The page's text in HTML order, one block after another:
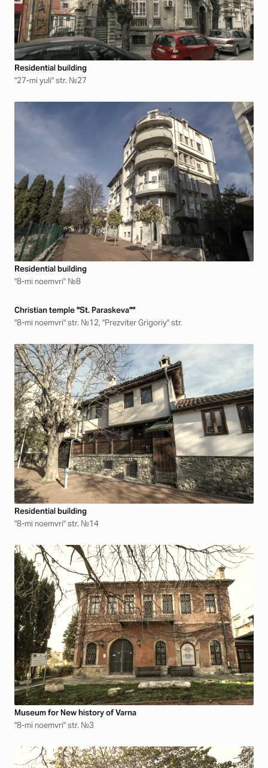
Residential building
"27-mi yuli" str. №27
Residential building
"8-mi noemvri" №8
Christian temple "St. Paraskeva""
"8-mi noemvri" str. №12, "Prezviter Grigoriy" str.
Residential building
"8-mi noemvri" str. №14
Museum for New history of Varna
"8-mi noemvri" str. №3